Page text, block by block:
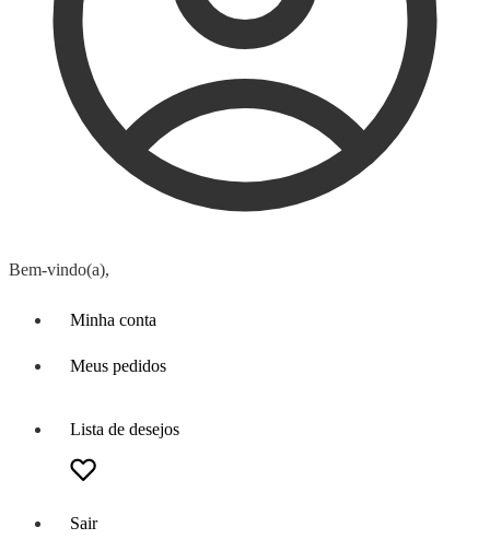
Bem-vindo(a),
Minha conta
Meus pedidos
Lista de desejos
Sair